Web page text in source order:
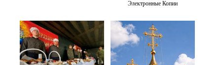
Электронные Копии